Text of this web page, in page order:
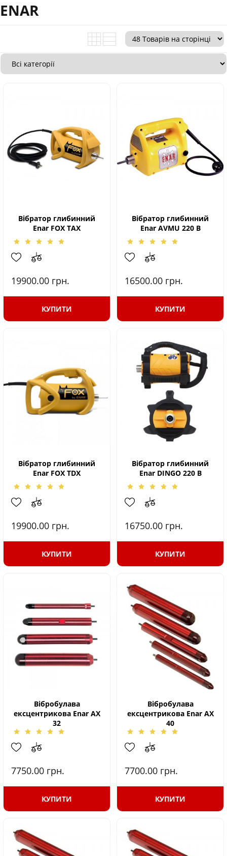
ENAR
Вібратор глибинний
Enar FOX TAX
19900.00 грн.
КУПИТИ
Вібратор глибинний
Enar AVMU 220 B
16500.00 грн.
КУПИТИ
Вібратор глибинний
Enar FOX TDX
19900.00 грн.
КУПИТИ
Вібратор глибинний
Enar DINGO 220 B
16750.00 грн.
КУПИТИ
Вібробулава
ексцентрикова Enar AX
32
7750.00 грн.
КУПИТИ
Вібробулава
ексцентрикова Enar AX
40
7700.00 грн.
КУПИТИ